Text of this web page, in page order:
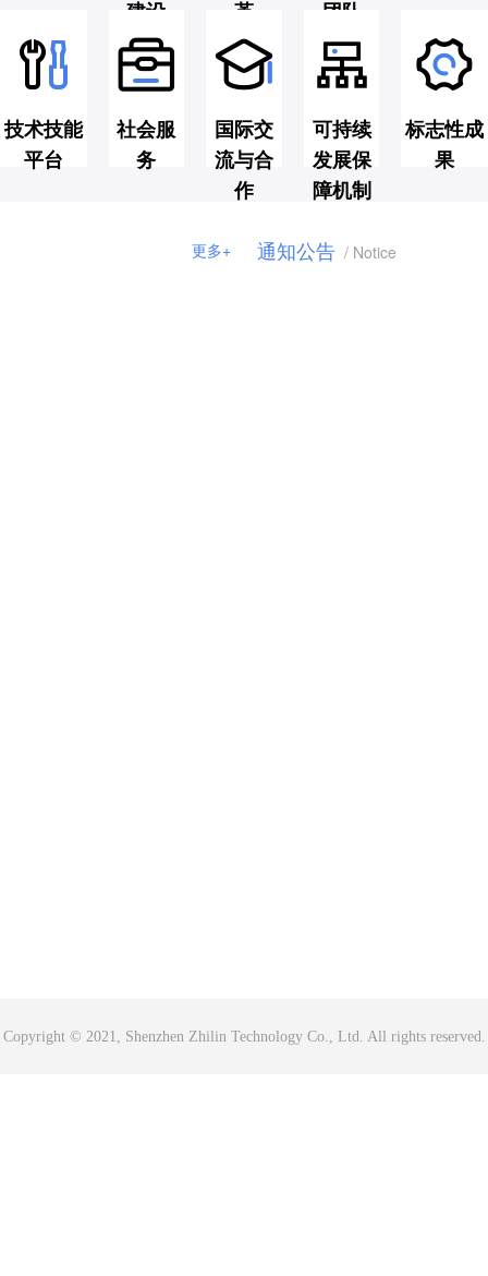
建设
革
团队
技术技能
平台
社会服
务
国际交
流与合
作
可持续
发展保
障机制
标志性成
果
更多+ 通知公告 / Notice
Copyright © 2021, Shenzhen Zhilin Technology Co., Ltd. All rights reserved.